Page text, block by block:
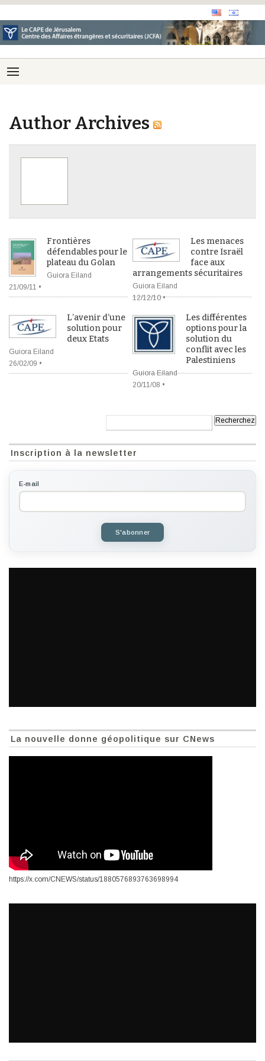
Author Archives
Frontières
défendables pour le
plateau du Golan
Guiora Eiland
21/09/11 •
Les menaces
contre Israël
face aux
arrangements sécuritaires
Guiora Eiland
12/12/10 •
L’avenir d’une
solution pour
deux Etats
Guiora Eiland
26/02/09 •
Les différentes
options pour la
solution du
conflit avec les
Palestiniens
Guiora Eiland
20/11/08 •
Inscription à la newsletter
E-mail
S'abonner
La nouvelle donne géopolitique sur CNews
https://x.com/CNEWS/status/1880576893763698994